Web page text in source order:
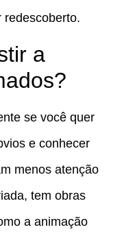
redescoberto.
a
se você quer
e conhecer
menos atenção
tem obras
a animação